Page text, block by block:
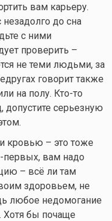
вам карьеру.
до сна
с ними
проверить –
не теми людьми, за
говорит также
на полу. Кто-то
допустите серьезную
кровью – это тоже
первых, вам надо
– всё ли там
здоровьем, не
любое недомогание
Хотя бы почаще